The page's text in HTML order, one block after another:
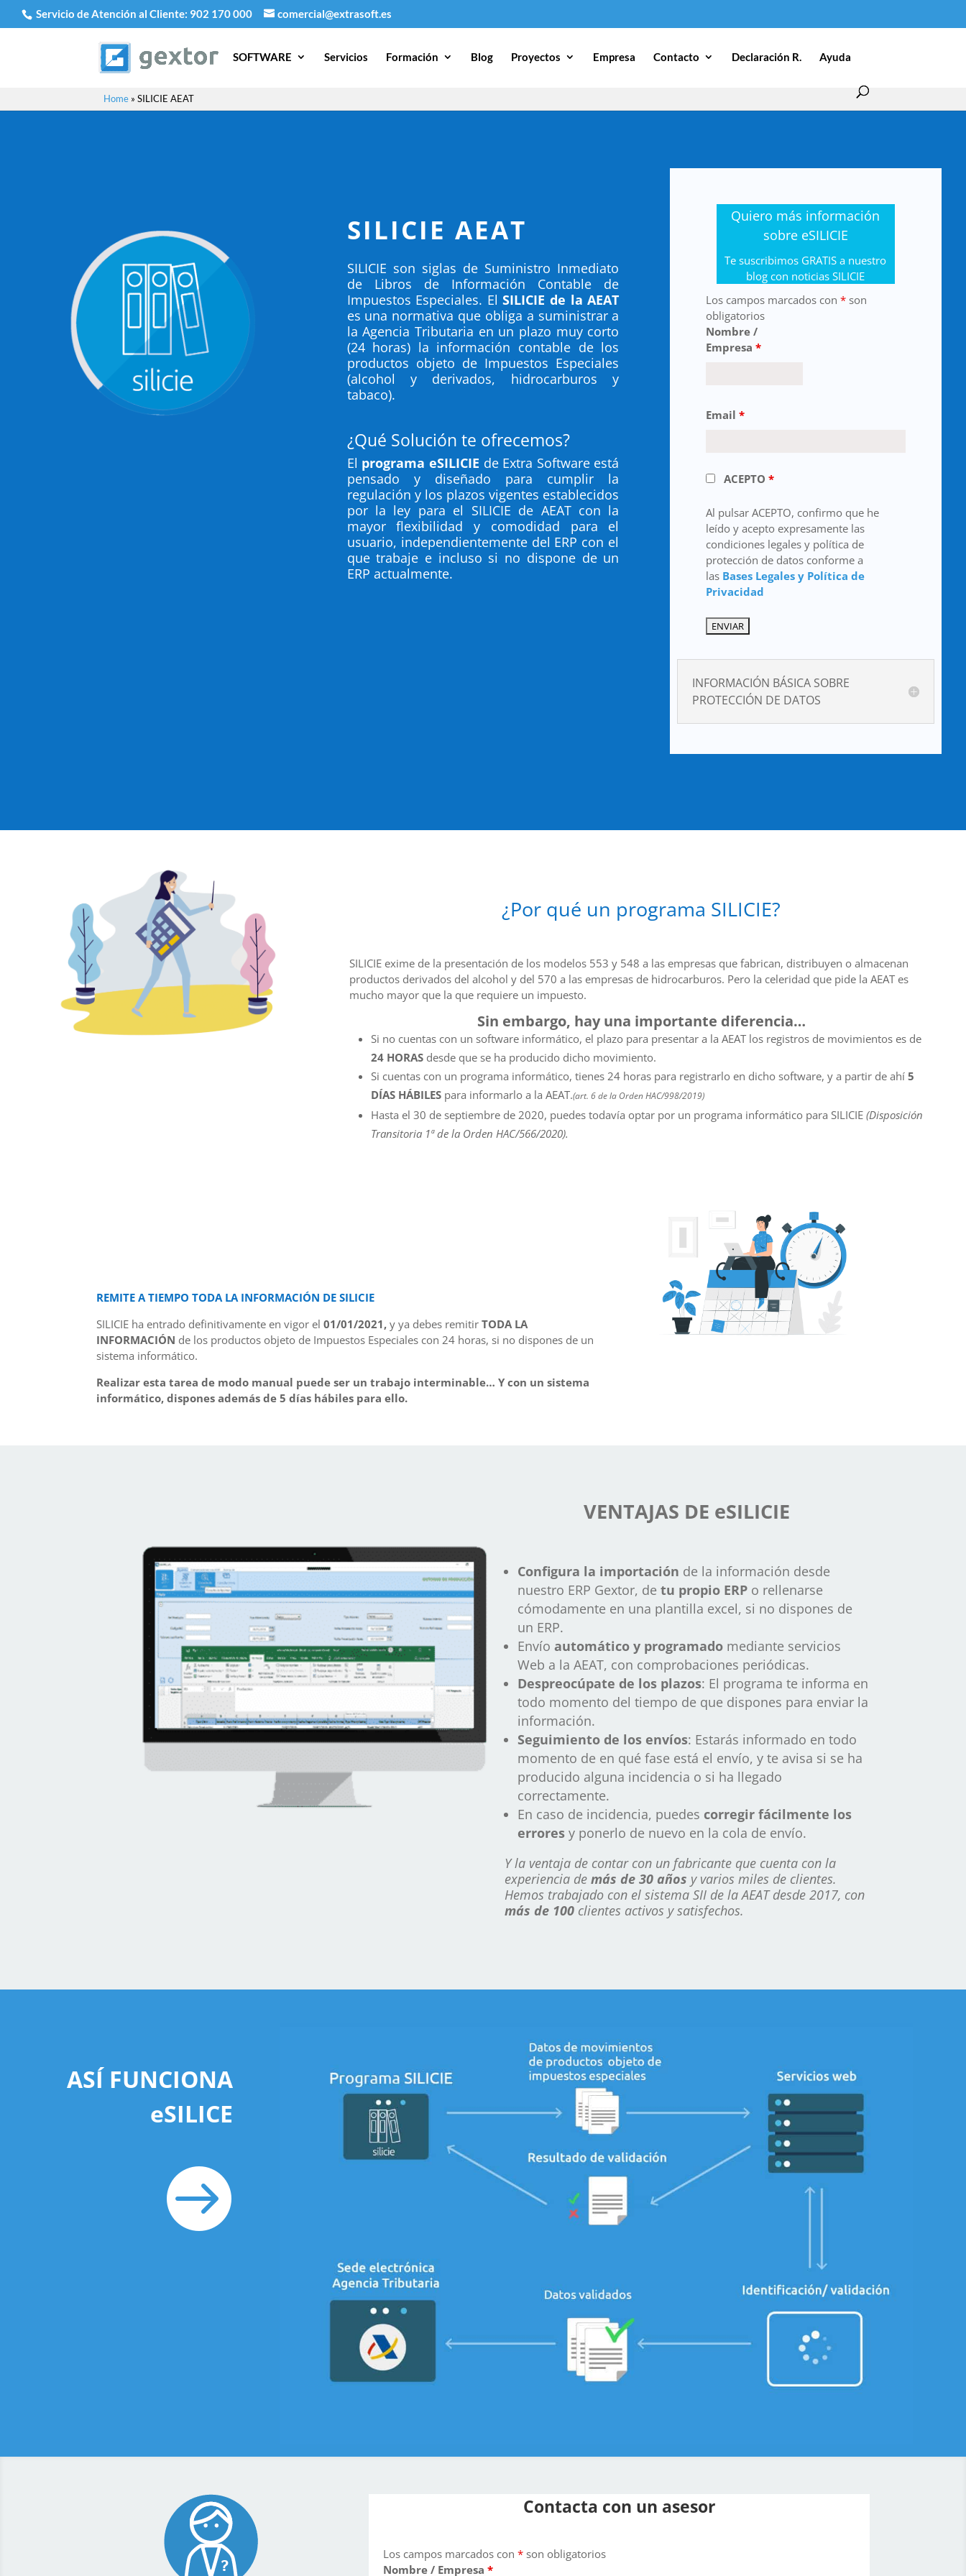
Servicio de Atención al Cliente: 902 170 000 comercial@extrasoft.es
SOFTWARE Servicios Formación Blog Proyectos Empresa Contacto Declaración R. Ayuda
Home »SILICIE AEAT
SILICIE AEAT
SILICIE son siglas de Suministro Inmediato
de Libros de Información Contable de
Impuestos Especiales. ElSILICIE de la AEAT
es una normativa que obliga a suministrar a
la Agencia Tributaria en un plazo muy corto
(24 horas) la información contable de los
productos objeto de Impuestos Especiales
(alcohol y derivados, hidrocarburos y
tabaco).
¿Qué Solución te ofrecemos?
El programa eSILICIE de Extra Software está
pensado y diseñado para cumplir la
regulación y los plazos vigentes establecidos
por la ley para el SILICIE de AEAT con la
mayor flexibilidad y comodidad para el
usuario, independientemente del ERP con el
que trabaje e incluso si no dispone de un
ERP actualmente.
Quiero más información
sobre eSILICIE
Te suscribimos GRATIS a nuestro
blog con noticias SILICIE
Los campos marcados con *son
obligatorios
Nombre /
Empresa *
Email *
ACEPTO*
Al pulsar ACEPTO, confirmo que he
leído y acepto expresamente las
condiciones legales y política de
protección de datos conforme a
las Bases Legales y Política de
Privacidad
INFORMACIÓN BÁSICA SOBRE
PROTECCIÓN DE DATOS
¿Por qué un programa SILICIE?
SILICIE exime de la presentación de los modelos 553 y 548 a las empresas que fabrican, distribuyen o almacenan
productos derivados del alcohol y del 570 a las empresas de hidrocarburos. Pero la celeridad que pide la AEAT es
mucho mayor que la que requiere un impuesto.
Sin embargo, hay una importante diferencia…
Si no cuentas con un software informático, el plazo para presentar a la AEAT los registros de movimientos es de
24 HORASdesde que se ha producido dicho movimiento.
Si cuentas con un programa informático, tienes 24 horas para registrarlo en dicho software, y a partir de ahí 5
DÍAS HÁBILESpara informarlo a la AEAT.(art. 6 de la Orden HAC/998/2019)
Hasta el 30 de septiembre de 2020, puedes todavía optar por un programa informático para SILICIE (Disposición
Transitoria 1ª de la Orden HAC/566/2020).
REMITE A TIEMPO TODA LA INFORMACIÓN DE SILICIE
SILICIE ha entrado definitivamente en vigor el01/01/2021,y ya debes remitirTODA LA
INFORMACIÓN de los productos objeto de Impuestos Especiales con 24 horas, si no dispones de un
sistema informático.
Realizar esta tarea de modo manual puede ser un trabajo interminable… Y con un sistema
informático, dispones además de 5 días hábiles para ello.
VENTAJAS DE eSILICIE
Configura la importación de la información desde
nuestro ERP Gextor, de tu propio ERPo rellenarse
cómodamente en una plantilla excel, si no dispones de
un ERP.
Envío automático y programadomediante servicios
Web a la AEAT, con comprobaciones periódicas.
Despreocúpate de los plazos: El programa te informa en
todo momento del tiempo de que dispones para enviar la
información.
Seguimiento de los envíos: Estarás informado en todo
momento de en qué fase está el envío, y te avisa si se ha
producido alguna incidencia o si ha llegado
correctamente.
En caso de incidencia, puedes corregir fácilmente los
erroresy ponerlo de nuevo en la cola de envío.
Y la ventaja de contar con un fabricante que cuenta con la
experiencia de más de 30 años y varios miles de clientes.
Hemos trabajado con el sistema SII de la AEAT desde 2017, con
más de 100clientes activos y satisfechos.
ASÍ FUNCIONA
eSILICE

Contacta con un asesor
Los campos marcados con *son obligatorios
Nombre / Empresa *